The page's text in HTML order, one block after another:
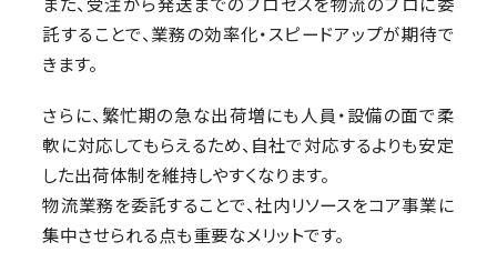
託することで、業務の効率化・スピードアップが期待で
きます。
さらに、繁忙期の急な出荷増にも人員・設備の面で柔
軟に対応してもらえるため、自社で対応するよりも安定
した出荷体制を維持しやすくなります。
物流業務を委託することで、社内リソースをコア事業に
集中させられる点も重要なメリットです。